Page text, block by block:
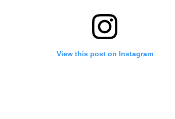
View this post on Instagram